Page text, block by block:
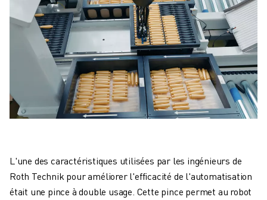
L'une des caractéristiques utilisées par les ingénieurs de
Roth Technik pour améliorer l'efficacité de l'automatisation
était une pince à double usage. Cette pince permet au robot